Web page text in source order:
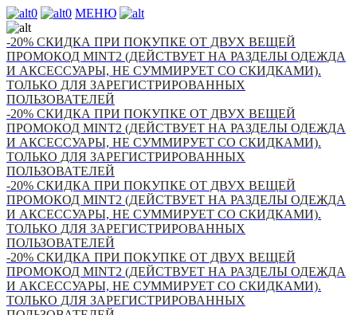
0 0 МЕНЮ
-20% СКИДКА ПРИ ПОКУПКЕ ОТ ДВУХ ВЕЩЕЙ
ПРОМОКОД MINT2 (ДЕЙСТВУЕТ НА РАЗДЕЛЫ ОДЕЖДА
И АКСЕССУАРЫ, НЕ СУММИРУЕТ СО СКИДКАМИ).
ТОЛЬКО ДЛЯ ЗАРЕГИСТРИРОВАННЫХ
ПОЛЬЗОВАТЕЛЕЙ
-20% СКИДКА ПРИ ПОКУПКЕ ОТ ДВУХ ВЕЩЕЙ
ПРОМОКОД MINT2 (ДЕЙСТВУЕТ НА РАЗДЕЛЫ ОДЕЖДА
И АКСЕССУАРЫ, НЕ СУММИРУЕТ СО СКИДКАМИ).
ТОЛЬКО ДЛЯ ЗАРЕГИСТРИРОВАННЫХ
ПОЛЬЗОВАТЕЛЕЙ
-20% СКИДКА ПРИ ПОКУПКЕ ОТ ДВУХ ВЕЩЕЙ
ПРОМОКОД MINT2 (ДЕЙСТВУЕТ НА РАЗДЕЛЫ ОДЕЖДА
И АКСЕССУАРЫ, НЕ СУММИРУЕТ СО СКИДКАМИ).
ТОЛЬКО ДЛЯ ЗАРЕГИСТРИРОВАННЫХ
ПОЛЬЗОВАТЕЛЕЙ
-20% СКИДКА ПРИ ПОКУПКЕ ОТ ДВУХ ВЕЩЕЙ
ПРОМОКОД MINT2 (ДЕЙСТВУЕТ НА РАЗДЕЛЫ ОДЕЖДА
И АКСЕССУАРЫ, НЕ СУММИРУЕТ СО СКИДКАМИ).
ТОЛЬКО ДЛЯ ЗАРЕГИСТРИРОВАННЫХ